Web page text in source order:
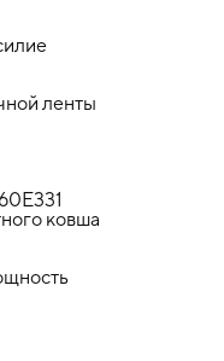
ленты
ковша